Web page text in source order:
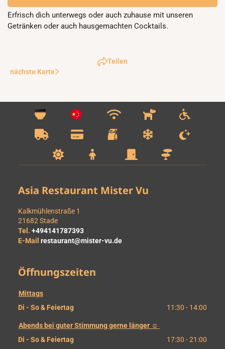
Erfrisch dich unterwegs oder auch zuhause mit unseren
Getränken oder auch hausgemachten Cocktails.
Teilen
nächste Karte
Asia Restaurant Mister Vu
Kalkmühlenstraße 1
21682 Stade
Tel. +494141787393
E-Mail restaurant@mister-vu.de
Öffnungszeiten
Mittags
Di - So & Feiertag
11:30 - 14:00
Abends bei guter Stimmung gerne länger ☺
Di - So & Feiertag
17:30 - 21:00